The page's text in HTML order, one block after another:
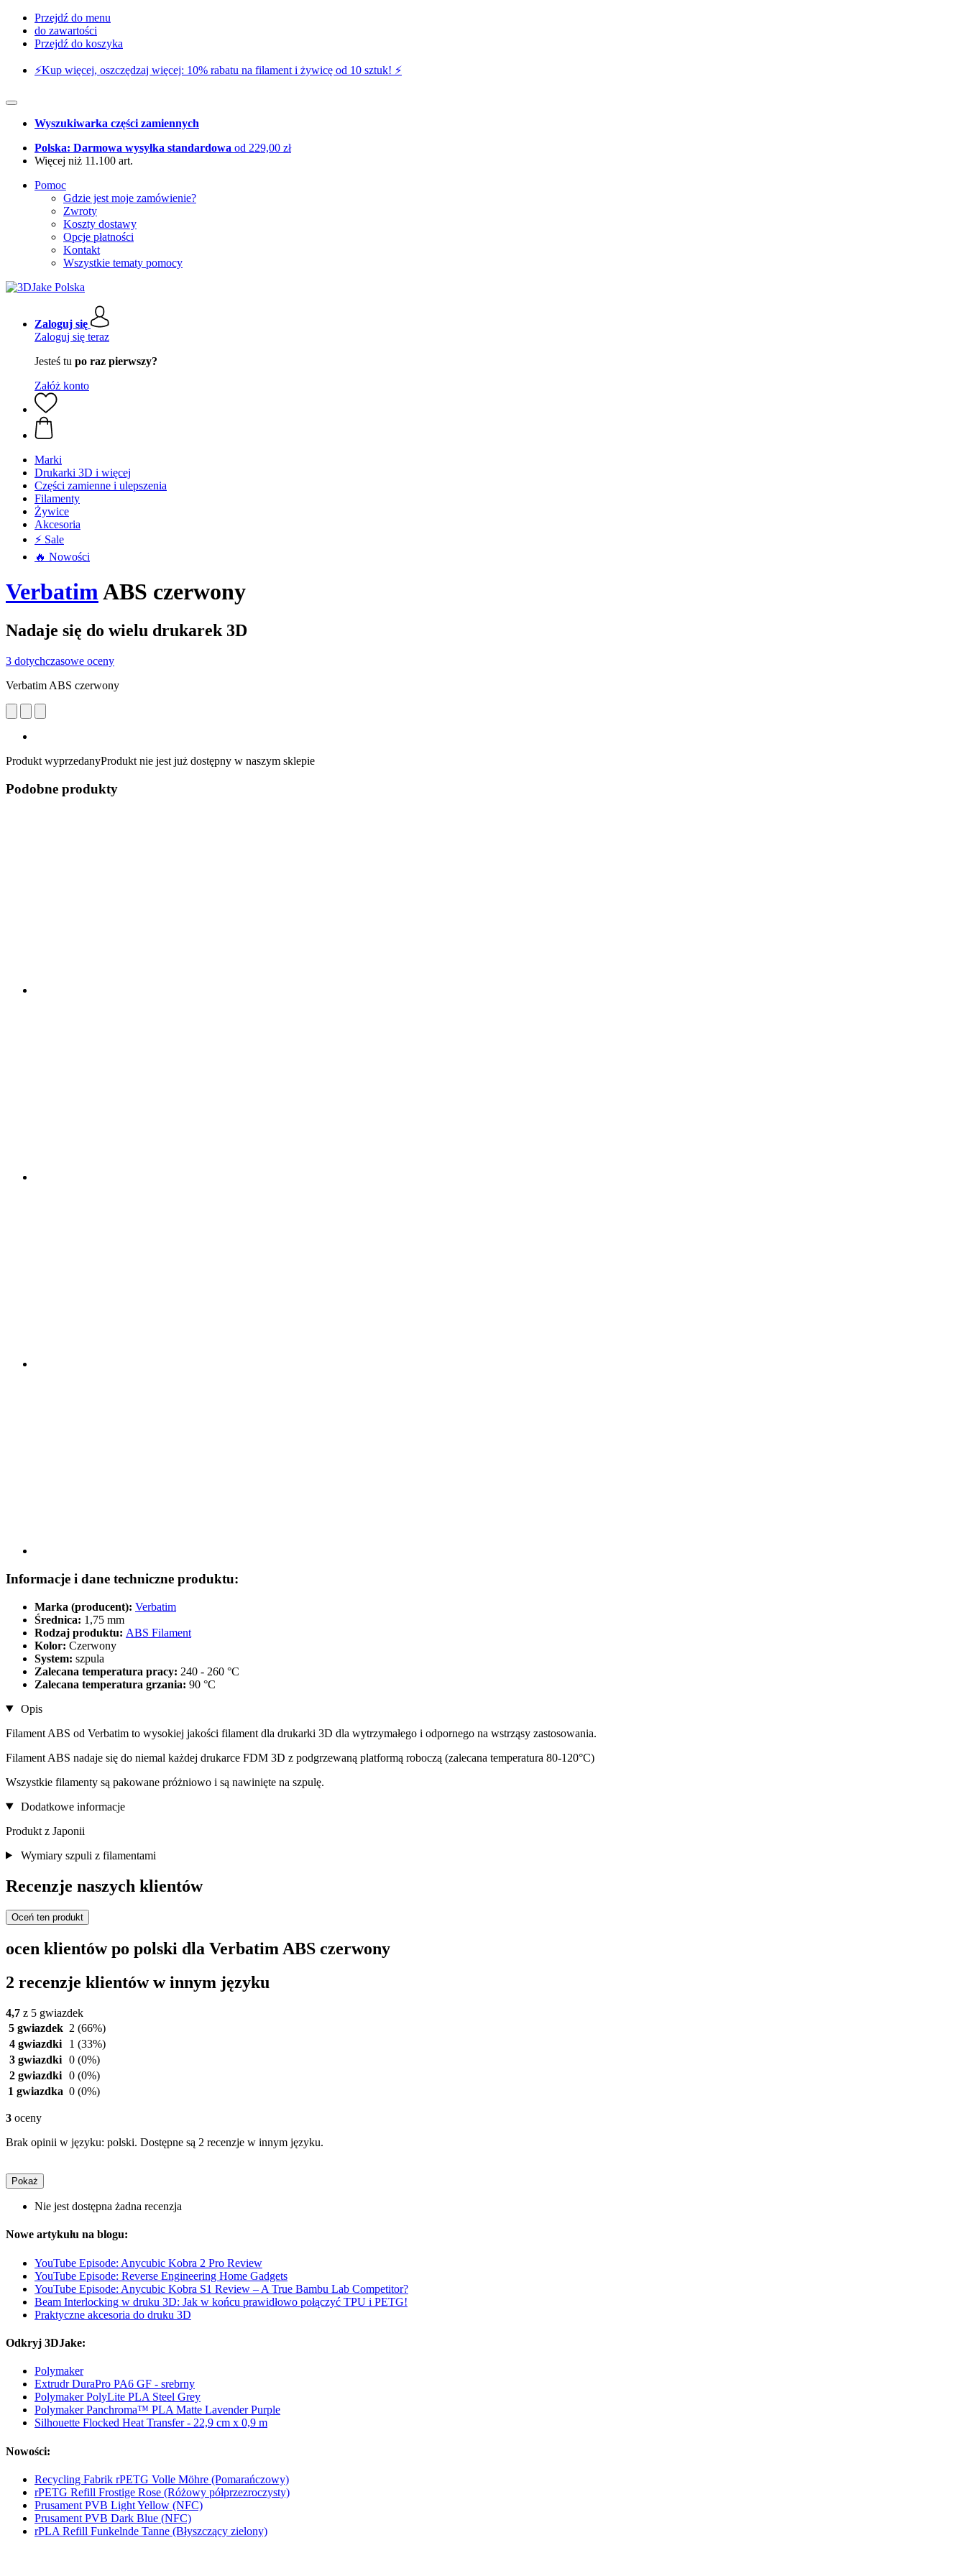
Przejdź do menu
do zawartości
Przejdź do koszyka
⚡️Kup więcej, oszczędzaj więcej: 10% rabatu na filament i żywicę od 10 sztuk! ⚡️
Wyszukiwarka części zamiennych
Polska: Darmowa wysyłka standardowa od 229,00 zł
Więcej niż 11.100 art.
Pomoc
Gdzie jest moje zamówienie?
Zwroty
Koszty dostawy
Opcje płatności
Kontakt
Wszystkie tematy pomocy
Zaloguj się
Zaloguj się teraz
Jesteś tu po raz pierwszy?
Załóż konto
Marki
Drukarki 3D i więcej
Części zamienne i ulepszenia
Filamenty
Żywice
Akcesoria
⚡ Sale
🔥 Nowości
VerbatimABS czerwony
Nadaje się do wielu drukarek 3D
3 dotychczasowe oceny
Verbatim ABS czerwony
Produkt wyprzedanyProdukt nie jest już dostępny w naszym sklepie
Podobne produkty
Informacje i dane techniczne produktu:
Marka (producent): Verbatim
Średnica: 1,75 mm
Rodzaj produktu: ABS Filament
Kolor: Czerwony
System: szpula
Zalecana temperatura pracy: 240 - 260 °C
Zalecana temperatura grzania: 90 °C
Opis
Filament ABS od Verbatim to wysokiej jakości filament dla drukarki 3D dla wytrzymałego i odpornego na wstrząsy zastosowania.
Filament ABS nadaje się do niemal każdej drukarce FDM 3D z podgrzewaną platformą roboczą (zalecana temperatura 80-120°C)
Wszystkie filamenty są pakowane próżniowo i są nawinięte na szpulę.
Dodatkowe informacje
Produkt z Japonii
Wymiary szpuli z filamentami
Recenzje naszych klientów
Oceń ten produkt
ocen klientów po polski dla Verbatim ABS czerwony
2 recenzje klientów w innym języku
4,7 z 5 gwiazdek
5 gwiazdek 2 (66%)
4 gwiazdki
1 (33%)
3 gwiazdki 0 (0%)
2 gwiazdki 0 (0%)
1 gwiazdka 0 (0%)
3 oceny
Brak opinii w języku: polski. Dostępne są 2 recenzje w innym języku.
Pokaż
Nie jest dostępna żadna recenzja
Nowe artykułu na blogu:
YouTube Episode: Anycubic Kobra 2 Pro Review
YouTube Episode: Reverse Engineering Home Gadgets
YouTube Episode: Anycubic Kobra S1 Review – A True Bambu Lab Competitor?
Beam Interlocking w druku 3D: Jak w końcu prawidłowo połączyć TPU i PETG!
Praktyczne akcesoria do druku 3D
Odkryj 3DJake:
Polymaker
Extrudr DuraPro PA6 GF - srebrny
Polymaker PolyLite PLA Steel Grey
Polymaker Panchroma™ PLA Matte Lavender Purple
Silhouette Flocked Heat Transfer - 22,9 cm x 0,9 m
Nowości:
Recycling Fabrik rPETG Volle Möhre (Pomarańczowy)
rPETG Refill Frostige Rose (Różowy półprzezroczysty)
Prusament PVB Light Yellow (NFC)
Prusament PVB Dark Blue (NFC)
rPLA Refill Funkelnde Tanne (Błyszczący zielony)